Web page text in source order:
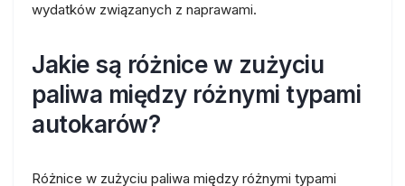
wydatków związanych z naprawami.
Jakie są różnice w zużyciu
paliwa między różnymi typami
autokarów?
Różnice w zużyciu paliwa między różnymi typami